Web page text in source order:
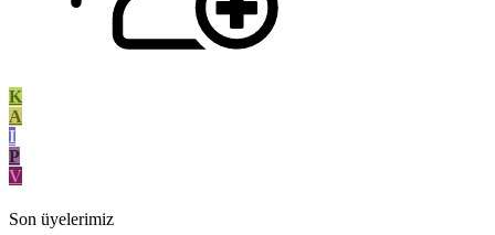
K
A
I
P
V
Son üyelerimiz